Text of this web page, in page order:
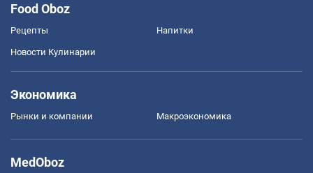
Food Oboz
Рецепты Напитки
Новости Кулинарии
Экономика
Рынки и компании Mакроэкономика
MedOboz